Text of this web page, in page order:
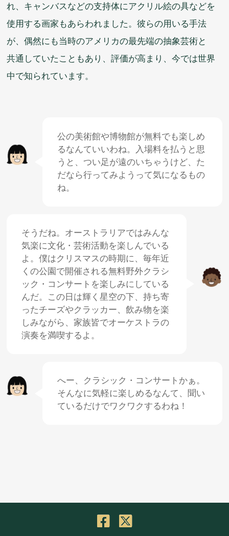
れ、キャンバスなどの支持体にアクリル絵の具などを
使用する画家 もあらわれました。彼 らの用いる手法
が、偶然にも当時のアメリカの最先端の抽象芸術と
共通 していたこともあり、評価が高 まり、今では世界
中で知 られています。
公の美術館や博物館が無料でも楽 しめ
るなんていいわね。
入場料を払 うと 思
うと、つい足が遠のいちゃうけど、た
だなら行ってみようって気になるもの
ね。
そうだね。オーストラリアではみんな
気楽に文化 ・芸術活動を楽 しんでいる
よ。僕はクリスマスの時期に、毎年近
くの公園で開催される無料野外クラシ
ック・コンサートを楽 しみにしている
んだ。この日 は輝 く星空の下 、持ち寄
ったチーズやクラッカー、飲み物を楽
しみながら、 家族皆でオーケストラの
演奏を満喫するよ。
へー、クラシック・コンサートかぁ。
そんなに気軽に楽 しめるなんて、 聞い
ているだけでワクワクするわね！